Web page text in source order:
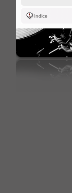
Indice